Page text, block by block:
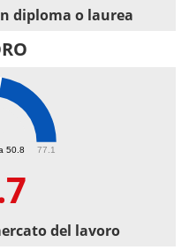
diploma o laurea
50.8 77.1
del lavoro